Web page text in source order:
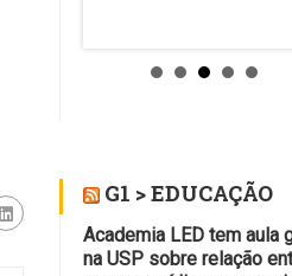
G1 > EDUCAÇÃO
Academia LED tem aula
na USP sobre relação